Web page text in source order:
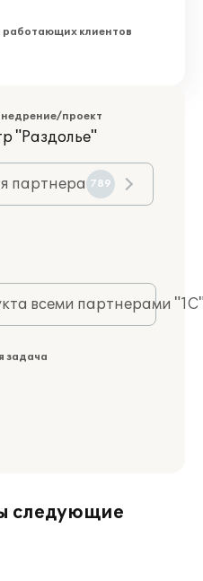
работающих клиентов
проект
"Раздолье"
партнера 789
всеми партнерами
задача
следующие